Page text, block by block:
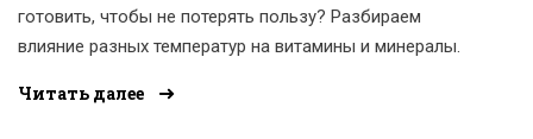
готовить, чтобы не потерять пользу? Разбираем
влияние разных температур на витамины и минералы.
Читать далее